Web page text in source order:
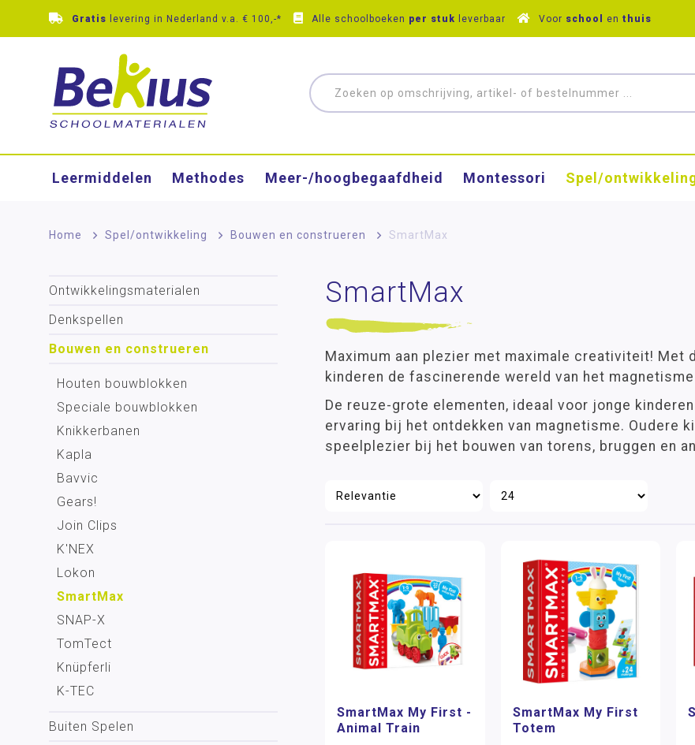
Gratis levering in Nederland v.a. € 100,-* Alle schoolboeken per stuk leverbaar Voor school en thuis
Leermiddelen Methodes Meer-/hoog­begaafdheid Montessori Spel/
Home > Spel/ontwikkeling > Bouwen en construeren > SmartMax
Ontwikkelingsmaterialen
Denkspellen
Bouwen en construeren
Houten bouwblokken
Speciale bouwblokken
Knikkerbanen
Kapla
Bavvic
Gears!
Join Clips
K'NEX
Lokon
SmartMax
SNAP-X
TomTect
Knüpferli
K-TEC
Buiten Spelen
SmartMax
Maximum aan plezier met maximale creativiteit! Met
kinderen de fascinerende wereld van het
De reuze-grote elementen, ideaal voor jonge
ervaring bij het ontdekken van magnetisme. Oudere
speelplezier bij het bouwen van torens, bruggen en
SmartMax My First -
Animal Train
SmartMax My First
Totem